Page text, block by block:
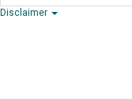
Disclaimer